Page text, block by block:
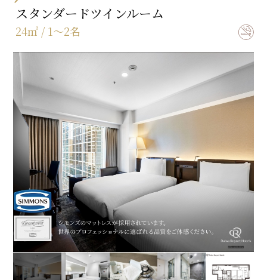
シングル / ダブル
168㎝×195㎝
バスタイプ
セミセパレート(バス・トイレ別)
特徴
マッサージチェアで寛ぎの時間をお過ごし下さい。
【ReFa美容アイテム】
・ReFa BEAUTECH DRYER PRO（ドライヤー）
MOISTモード(しっとり仕上げる)・VOLUME UPモード(ふん
わり仕上げる)・SCALPモード(頭皮用)で頭皮を守り、しっと
りツヤのある美しい髪に仕上げます。
スタンダードツインルーム
24㎡ / 1～2名